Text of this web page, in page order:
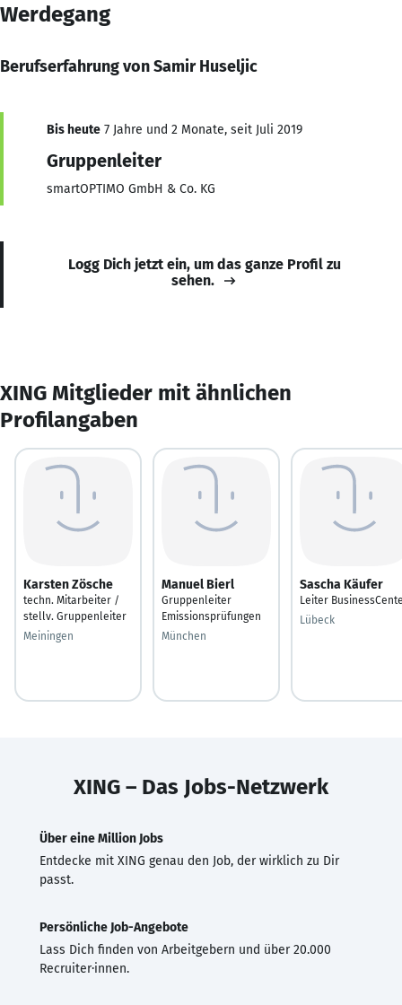
Werdegang
Berufserfahrung von Samir Huseljic
Bis heute 7 Jahre und 2 Monate, seit Juli 2019
Gruppenleiter
smartOPTIMO GmbH & Co. KG
Logg Dich jetzt ein, um das ganze Profil zu
sehen.
XING Mitglieder mit ähnlichen
Profilangaben
Karsten Zösche
techn. Mitarbeiter /
stellv. Gruppenleiter
Meiningen
Manuel Bierl
Gruppenleiter
Emissionsprüfungen
München
Sascha Käufer
Leiter
Lübeck
XING – Das Jobs-Netzwerk
Über eine Million Jobs
Entdecke mit XING genau den Job, der wirklich zu Dir
passt.
Persönliche Job-Angebote
Lass Dich finden von Arbeitgebern und über 20.000
Recruiter·innen.